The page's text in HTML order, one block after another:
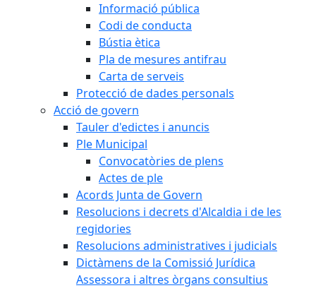
Informació pública
Codi de conducta
Bústia ètica
Pla de mesures antifrau
Carta de serveis
Protecció de dades personals
Acció de govern
Tauler d'edictes i anuncis
Ple Municipal
Convocatòries de plens
Actes de ple
Acords Junta de Govern
Resolucions i decrets d'Alcaldia i de les
regidories
Resolucions administratives i judicials
Dictàmens de la Comissió Jurídica
Assessora i altres òrgans consultius